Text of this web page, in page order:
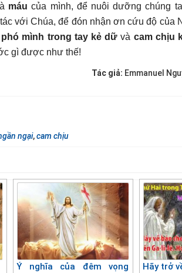
máu của mình, để nuôi dưỡng chúng
với Chúa, để đón nhận ơn cứu độ của
phó mình trong tay kẻ dữ và cam chịu
gì được như thế!
Tác giả: Emmanuel
ngại,cam chịu
Ý nghĩa của đêm vọng
Hãy trở